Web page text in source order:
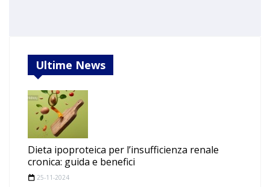
Ultime News
Dieta ipoproteica per l’insufficienza renale
cronica: guida e benefici
25-11-2024